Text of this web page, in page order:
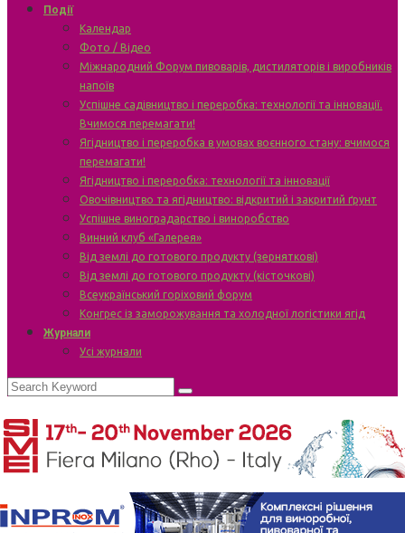
Події
Календар
Фото / Відео
Міжнародний Форум пивоварів, дистиляторів і виробників
напоїв
Успішне садівництво і переробка: технології та інновації.
Вчимося перемагати!
Ягідництво і переробка в умовах воєнного стану: вчимося
перемагати!
Ягідництво і переробка: технології та інновації
Овочівництво та ягідництво: відкритий і закритий ґрунт
Успішне виноградарство і виноробство
Винний клуб «Галерея»
Від землі до готового продукту (зерняткові)
Від землі до готового продукту (кісточкові)
Всеукраїнський горіховий форум
Конгрес із заморожування та холодної логістики ягід
Журнали
Усі журнали